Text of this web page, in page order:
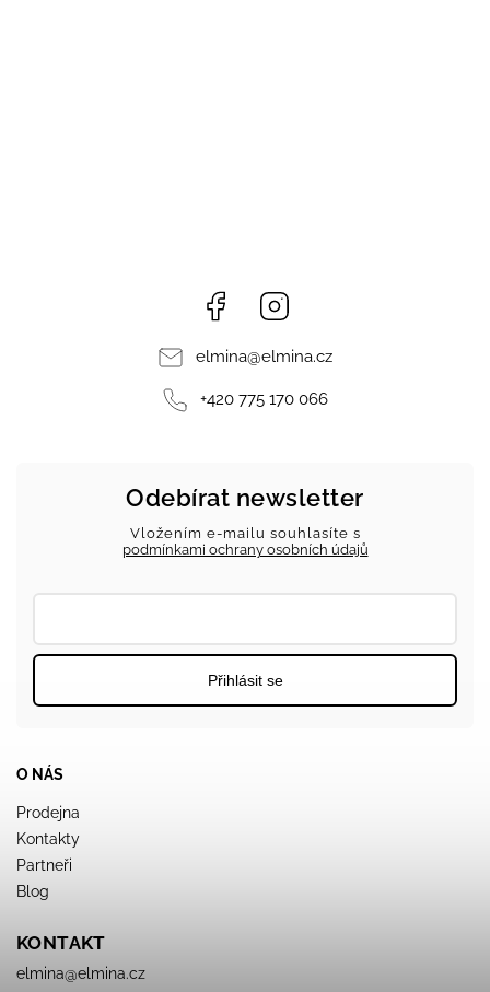
Facebook
elmina@elmina.cz
+420 775 170 066
O NÁS
Prodejna
Kontakty
Partneři
Blog
KONTAKT
elmina@elmina.cz
Odebírat newsletter
Vložením e-mailu souhlasíte s
podmínkami ochrany osobních údajů
Přihlásit se